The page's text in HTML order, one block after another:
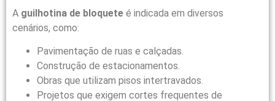
A guilhotina de bloquete é indicada em diversos
cenários, como:
Pavimentação de ruas e calçadas.
Construção de estacionamentos.
Obras que utilizam pisos intertravados.
Projetos que exigem cortes frequentes de